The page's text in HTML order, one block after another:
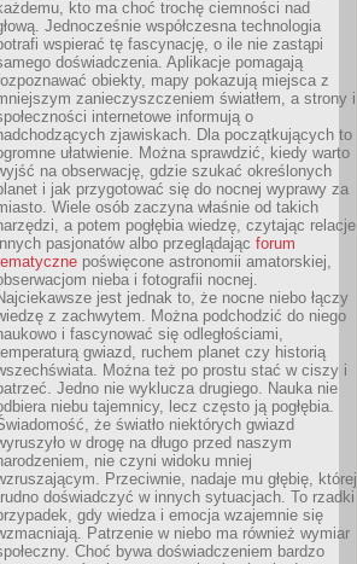
kto ma choć trochę ciemności nad
Jednocześnie współczesna technologia
wspierać tę fascynację, o ile nie zastąpi
doświadczenia. Aplikacje pomagają
obiekty, mapy pokazują miejsca z
zanieczyszczeniem światłem, a strony i
internetowe informują o
zjawiskach. Dla początkujących to
ułatwienie. Można sprawdzić, kiedy warto
na obserwację, gdzie szukać określonych
i jak przygotować się do nocnej wyprawy za
Wiele osób zaczyna właśnie od takich
a potem pogłębia wiedzę, czytając relacje
pasjonatów albo przeglądając forum
poświęcone astronomii amatorskiej,
nieba i fotografii nocnej.
jest jednak to, że nocne niebo łączy
z zachwytem. Można podchodzić do niego
i fascynować się odległościami,
gwiazd, ruchem planet czy historią
Można też po prostu stać w ciszy i
Jedno nie wyklucza drugiego. Nauka nie
niebu tajemnicy, lecz często ją pogłębia.
że światło niektórych gwiazd
w drogę na długo przed naszym
nie czyni widoku mniej
Przeciwnie, nadaje mu głębię, której
doświadczyć w innych sytuacjach. To rzadki
gdy wiedza i emocja wzajemnie się
Patrzenie w niebo ma również wymiar
Choć bywa doświadczeniem bardzo